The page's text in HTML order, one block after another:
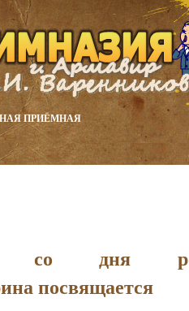
ПРИЁМНАЯ
со дня
посвящается